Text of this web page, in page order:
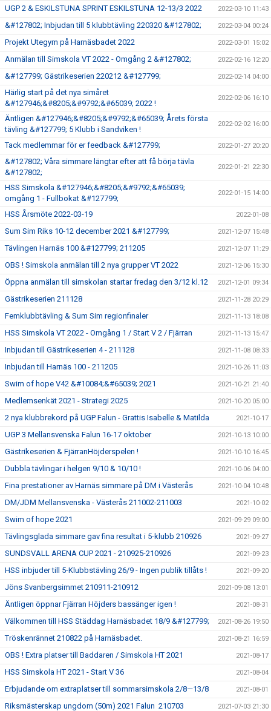
UGP 2 & ESKILSTUNA SPRINT ESKILSTUNA 12-13/3 2022 2022-03-10 11:43
&#127802; Inbjudan till 5 klubbtävling 220320 &#127802; 2022-03-04 00:24
Projekt Utegym på Harnäsbadet 2022 2022-03-01 15:02
Anmälan till Simskola VT 2022 - Omgång 2 &#127802; 2022-02-16 12:20
&#127799; Gästrikeserien 220212 &#127799; 2022-02-14 04:00
Härlig start på det nya simåret
&#127946;&#8205;&#9792;&#65039; 2022 !
2022-02-06 16:10
Äntligen &#127946;&#8205;&#9792;&#65039; Årets första
tävling &#127799; 5 Klubb i Sandviken !
2022-02-02 16:00
Tack medlemmar för er feedback &#127799; 2022-01-27 20:20
&#127802; Våra simmare längtar efter att få börja tävla
&#127802;
2022-01-21 22:30
HSS Simskola &#127946;&#8205;&#9792;&#65039;
omgång 1 - Fullbokat &#127799;
2022-01-15 14:00
HSS Årsmöte 2022-03-19 2022-01-08
Sum Sim Riks 10-12 december 2021 &#127799; 2021-12-07 15:48
Tävlingen Harnäs 100 &#127799; 211205 2021-12-07 11:29
OBS ! Simskola anmälan till 2 nya grupper VT 2022 2021-12-06 15:30
Öppna anmälan till simskolan startar fredag den 3/12 kl.12 2021-12-01 09:34
Gästrikeserien 211128 2021-11-28 20:29
Femklubbtävling & Sum Sim regionfinaler 2021-11-13 18:08
HSS Simskola VT 2022 - Omgång 1 / Start V 2 / Fjärran 2021-11-13 15:47
Inbjudan till Gästrikeserien 4 - 211128 2021-11-08 08:33
Inbjudan till Harnäs 100 - 211205 2021-10-26 11:03
Swim of hope V42 &#10084;&#65039; 2021 2021-10-21 21:40
Medlemsenkät 2021 - Strategi 2025 2021-10-20 05:00
2 nya klubbrekord på UGP Falun - Grattis Isabelle & Matilda 2021-10-17
UGP 3 Mellansvenska Falun 16-17 oktober 2021-10-13 10:00
Gästrikeserien & FjärranHöjderspelen ! 2021-10-10 16:45
Dubbla tävlingar i helgen 9/10 & 10/10 ! 2021-10-06 04:00
Fina prestationer av Harnäs simmare på DM i Västerås 2021-10-04 10:48
DM/JDM Mellansvenska - Västerås 211002-211003 2021-10-02
Swim of hope 2021 2021-09-29 09:00
Tävlingsglada simmare gav fina resultat i 5-klubb 210926 2021-09-27
SUNDSVALL ARENA CUP 2021 - 210925-210926 2021-09-23
HSS inbjuder till 5-Klubbstävling 26/9 - Ingen publik tillåts ! 2021-09-20
Jöns Svanbergsimmet 210911-210912 2021-09-08 13:01
Äntligen öppnar Fjärran Höjders bassänger igen ! 2021-08-31
Välkommen till HSS Städdag Harnäsbadet 18/9 &#127799; 2021-08-26 19:50
Tröskenrännet 210822 på Harnäsbadet. 2021-08-21 16:59
OBS ! Extra platser till Baddaren / Simskola HT 2021 2021-08-17
HSS Simskola HT 2021 - Start V 36 2021-08-04
Erbjudande om extraplatser till sommarsimskola 2/8—13/8 2021-08-01
Riksmästerskap ungdom (50m) 2021 Falun 210703 2021-07-03 21:30